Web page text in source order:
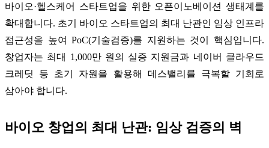
바이오·헬스케어 스타트업을 위한 오픈이노베이션 생태계를
확대합니다. 초기 바이오 스타트업의 최대 난관인 임상 인프라
접근성을 높여 PoC(기술검증)를 지원하는 것이 핵심입니다.
창업자는 최대 1,000만 원의 실증 지원금과 네이버 클라우드
크레딧 등 초기 자원을 활용해 데스밸리를 극복할 기회로
삼아야 합니다.
바이오 창업의 최대 난관: 임상 검증의 벽